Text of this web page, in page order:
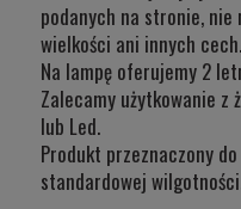
podanych na stronie, nie
wielkości ani innych
Na lampę oferujemy 2
Zalecamy użytkowanie z
lub Led.
Produkt przeznaczony
standardowej